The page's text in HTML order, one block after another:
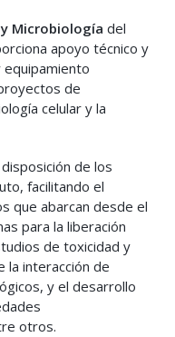
Microbiología del
apoyo técnico y
de
celular y la
de los
facilitando el
que abarcan desde el
para la liberación
de toxicidad y
la interacción de
y el desarrollo
otros.